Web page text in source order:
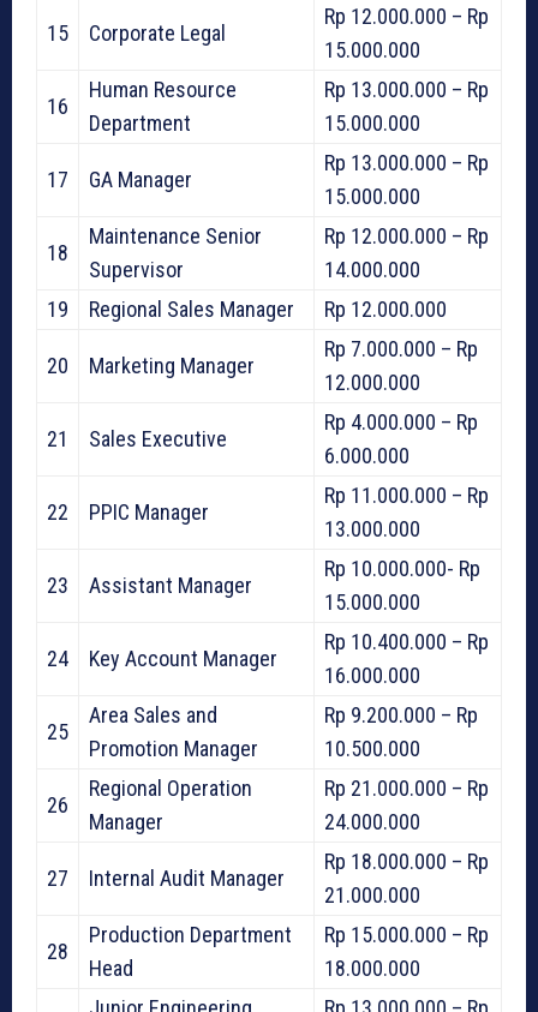
15 Corporate Legal
Rp 12.000.000 – Rp
15.000.000
16
Human Resource
Department
Rp 13.000.000 – Rp
15.000.000
17 GA Manager
Rp 13.000.000 – Rp
15.000.000
18
Maintenance Senior
Supervisor
Rp 12.000.000 – Rp
14.000.000
19
Regional Sales Manager Rp 12.000.000
20 Marketing Manager
Rp 7.000.000 – Rp
12.000.000
21 Sales Executive
Rp 4.000.000 – Rp
6.000.000
22 PPIC Manager
Rp 11.000.000 – Rp
13.000.000
23 Assistant Manager
Rp 10.000.000- Rp
15.000.000
24 Key Account Manager
Rp 10.400.000 – Rp
16.000.000
25
Area Sales and
Promotion Manager
Rp 9.200.000 – Rp
10.500.000
26
Regional Operation
Manager
Rp 21.000.000 – Rp
24.000.000
27 Internal Audit Manager
Rp 18.000.000 – Rp
21.000.000
28
Production Department
Head
Rp 15.000.000 – Rp
18.000.000